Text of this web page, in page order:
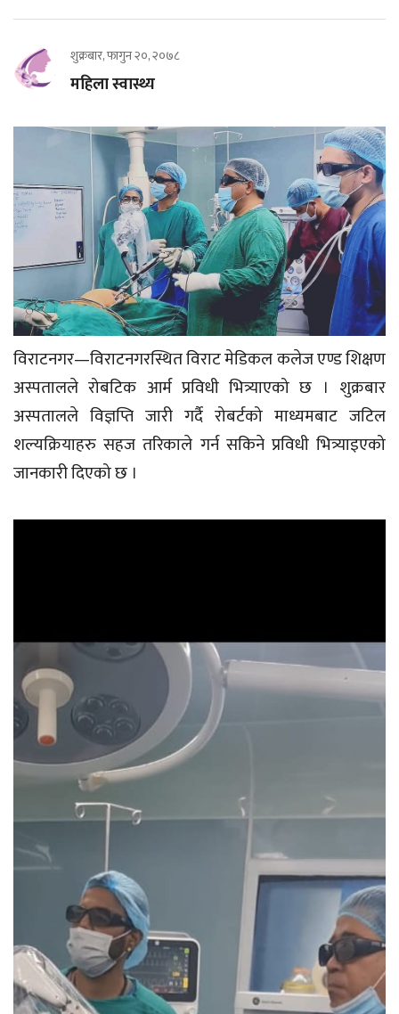
शुक्रबार, फागुन २०, २०७८
महिला स्वास्थ्य
विराटनगर—विराटनगरस्थित विराट मेडिकल कलेज एण्ड शिक्षण
अस्पतालले रोबटिक आर्म प्रविधी भित्र्याएको छ । शुक्रबार
अस्पतालले विज्ञप्ति जारी गर्दै रोबर्टको माध्यमबाट जटिल
शल्यक्रियाहरु सहज तरिकाले गर्न सकिने प्रविधी भित्र्याइएको
जानकारी दिएको छ ।